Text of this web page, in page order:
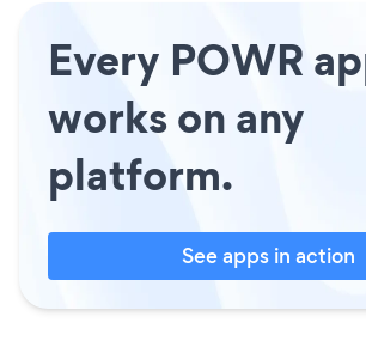
Every POWR
works on any
platform.
See apps in action